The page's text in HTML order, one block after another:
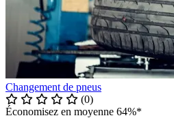
Changement de pneus
(0)
Économisez en moyenne 64%*